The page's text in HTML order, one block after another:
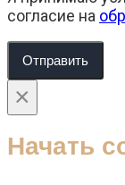
согласие на
Отправить
×
Начать